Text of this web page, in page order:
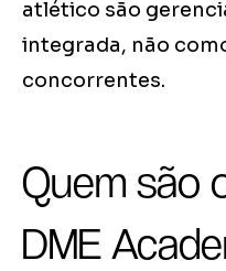
atlético são
integrada, não
concorrentes.
Quem são
DME